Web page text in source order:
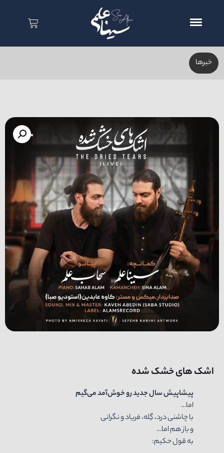
خبر‌ها
اشک های خشک شده
پیشاپیشسالجدیدروخوشآمدمی‌گیم
اما…
با چاشنی درد، گِله، فریاد و نگرانی
و باز هم اما…
به قول حکیم: